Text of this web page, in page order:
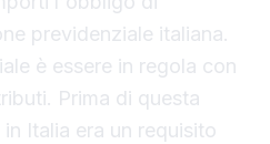
previdenziale italiana.
è essere in regola con
Prima di questa
Italia era un requisito